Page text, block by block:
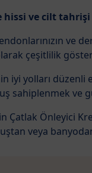
hissi ve cilt tahrişi
ve
çeşitlilik
iyi yolları
sahiplenmek ve
Çatlak Önleyici
veya